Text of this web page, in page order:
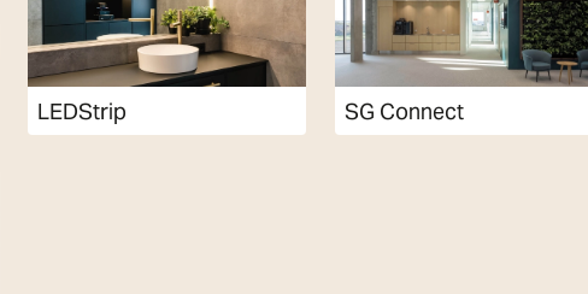
LEDStrip SG Connect